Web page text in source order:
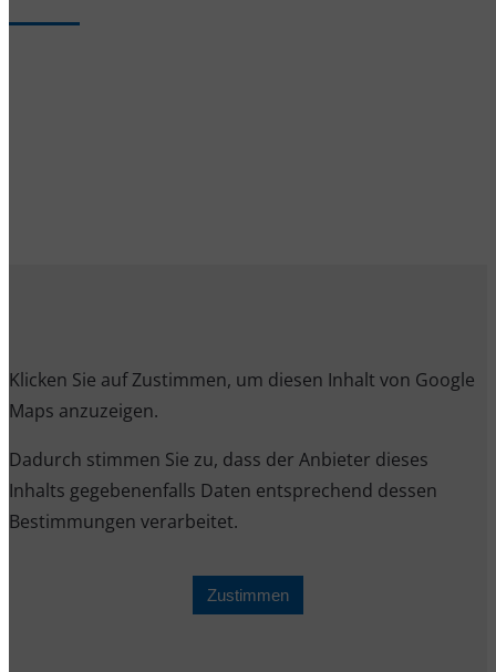
Klicken Sie auf Zustimmen, um diesen Inhalt von Google
Maps anzuzeigen.
Dadurch stimmen Sie zu, dass der Anbieter dieses
Inhalts gegebenenfalls Daten entsprechend dessen
Bestimmungen verarbeitet.
Zustimmen